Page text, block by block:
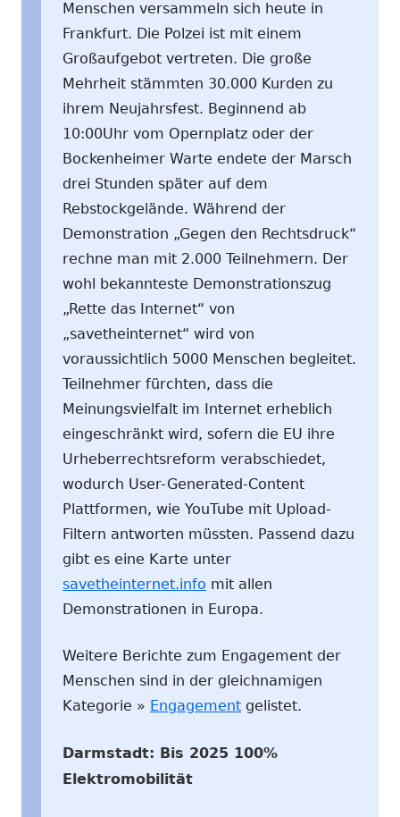
Menschen versammeln sich heute in
Frankfurt. Die Polzei ist mit einem
Großaufgebot vertreten. Die große
Mehrheit stämmten 30.000 Kurden zu
ihrem Neujahrsfest. Beginnend ab
10:00Uhr vom Opernplatz oder der
Bockenheimer Warte endete der Marsch
drei Stunden später auf dem
Rebstockgelände. Während der
Demonstration „Gegen den Rechtsdruck“
rechne man mit 2.000 Teilnehmern. Der
wohl bekannteste Demonstrationszug
„Rette das Internet“ von
„savetheinternet“ wird von
voraussichtlich 5000 Menschen begleitet.
Teilnehmer fürchten, dass die
Meinungsvielfalt im Internet erheblich
eingeschränkt wird, sofern die EU ihre
Urheberrechtsreform verabschiedet,
wodurch User-Generated-Content
Plattformen, wie YouTube mit Upload-
Filtern antworten müssten. Passend dazu
gibt es eine Karte unter
savetheinternet.info mit allen
Demonstrationen in Europa.
Weitere Berichte zum Engagement der
Menschen sind in der gleichnamigen
Kategorie » Engagement gelistet.
Darmstadt: Bis 2025 100%
Elektromobilität